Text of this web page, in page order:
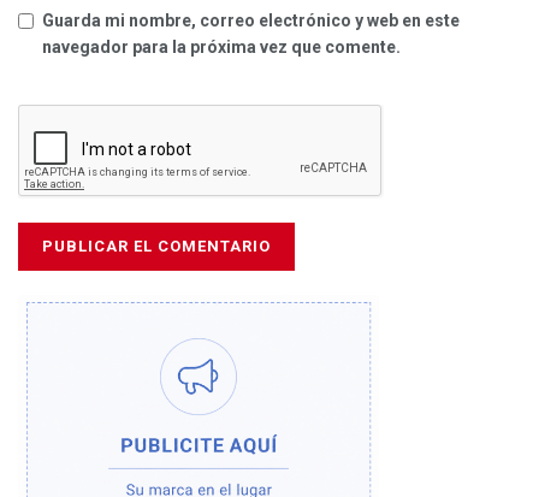
Guarda mi nombre, correo electrónico y web en este
navegador para la próxima vez que comente.